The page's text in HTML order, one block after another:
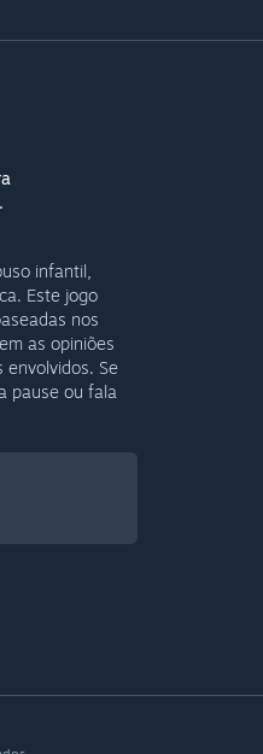
infantil,
Este jogo
nos
as opiniões
envolvidos. Se
pause ou fala